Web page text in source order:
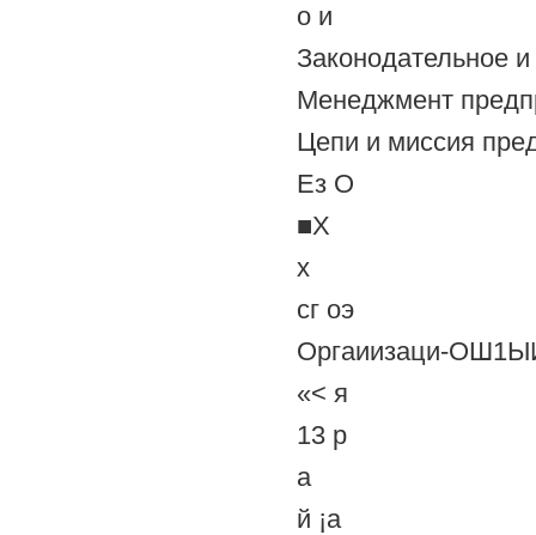
о и
Законодательное
Менеджмент
Цепи и миссия
Ез О
■X
х
сг оэ
Оргаиизаци-
«< я
13 р
а
й ¡а